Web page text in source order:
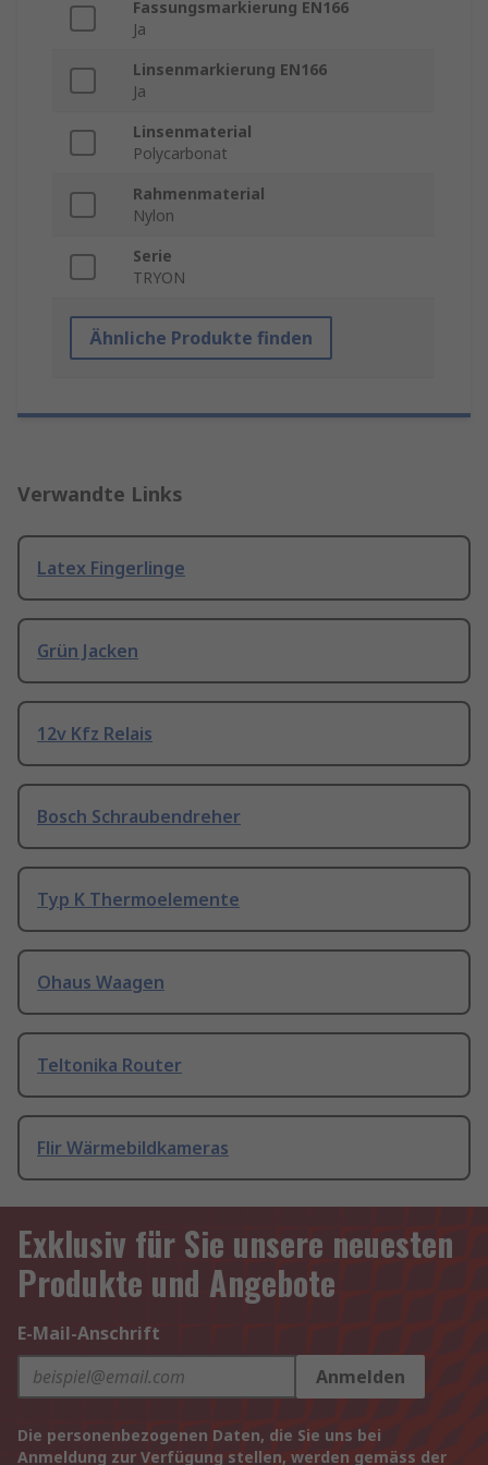
Fassungsmarkierung EN166
Ja
Linsenmarkierung EN166
Ja
Linsenmaterial
Polycarbonat
Rahmenmaterial
Nylon
Serie
TRYON
Ähnliche Produkte finden
Verwandte Links
Latex Fingerlinge
Grün Jacken
12v Kfz Relais
Bosch Schraubendreher
Typ K Thermoelemente
Ohaus Waagen
Teltonika Router
Flir Wärmebildkameras
Exklusiv für Sie unsere neuesten
Produkte und Angebote
E-Mail-Anschrift
Anmelden
Die personenbezogenen Daten, die Sie uns bei
Anmeldung zur Verfügung stellen, werden gemäss der